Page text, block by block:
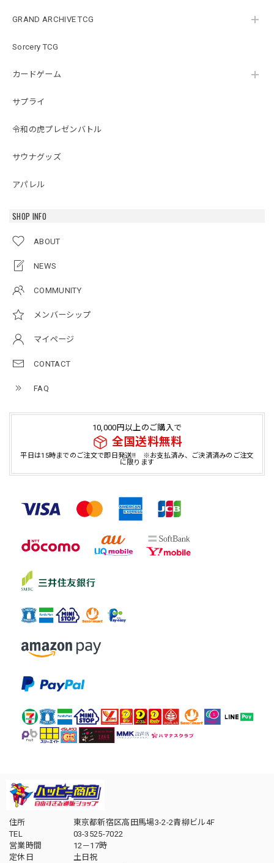
GRAND ARCHIVE TCG
Sorcery TCG
カードゲーム
サプライ
令和の虎プレゼンバトル
サウナグッズ
アパレル
SHOP INFO
ABOUT
NEWS
COMMUNITY
メンバーシップ
マイページ
CONTACT
FAQ
10,000円以上のご購入で
全国送料無料
平日は15時までのご注文で即日発送!! ※お支払済み、ご決済済みのご注文
に限ります
住所
東京都新宿区高田馬場3-2-2青柳ビル4F
TEL
03-3525-7022
営業時間
12－17時
定休日
土日祝